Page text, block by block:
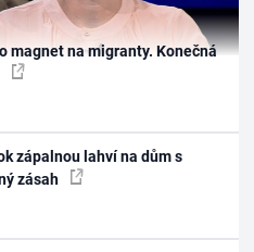
magnet na migranty. Konečná
zápalnou lahví na dům s
zásah